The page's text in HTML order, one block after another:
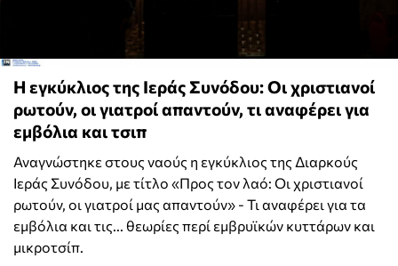
H εγκύκλιος της Ιεράς Συνόδου: Οι χριστιανοί
ρωτούν, οι γιατροί απαντούν, τι αναφέρει για
εμβόλια και τσιπ
Αναγνώστηκε στους ναούς η εγκύκλιος της Διαρκούς
Ιεράς Συνόδου, με τίτλο «Προς τον λαό: Οι χριστιανοί
ρωτούν, οι γιατροί μας απαντούν» - Τι αναφέρει για τα
εμβόλια και τις... θεωρίες περί εμβρυϊκών κυττάρων και
μικροτσίπ.